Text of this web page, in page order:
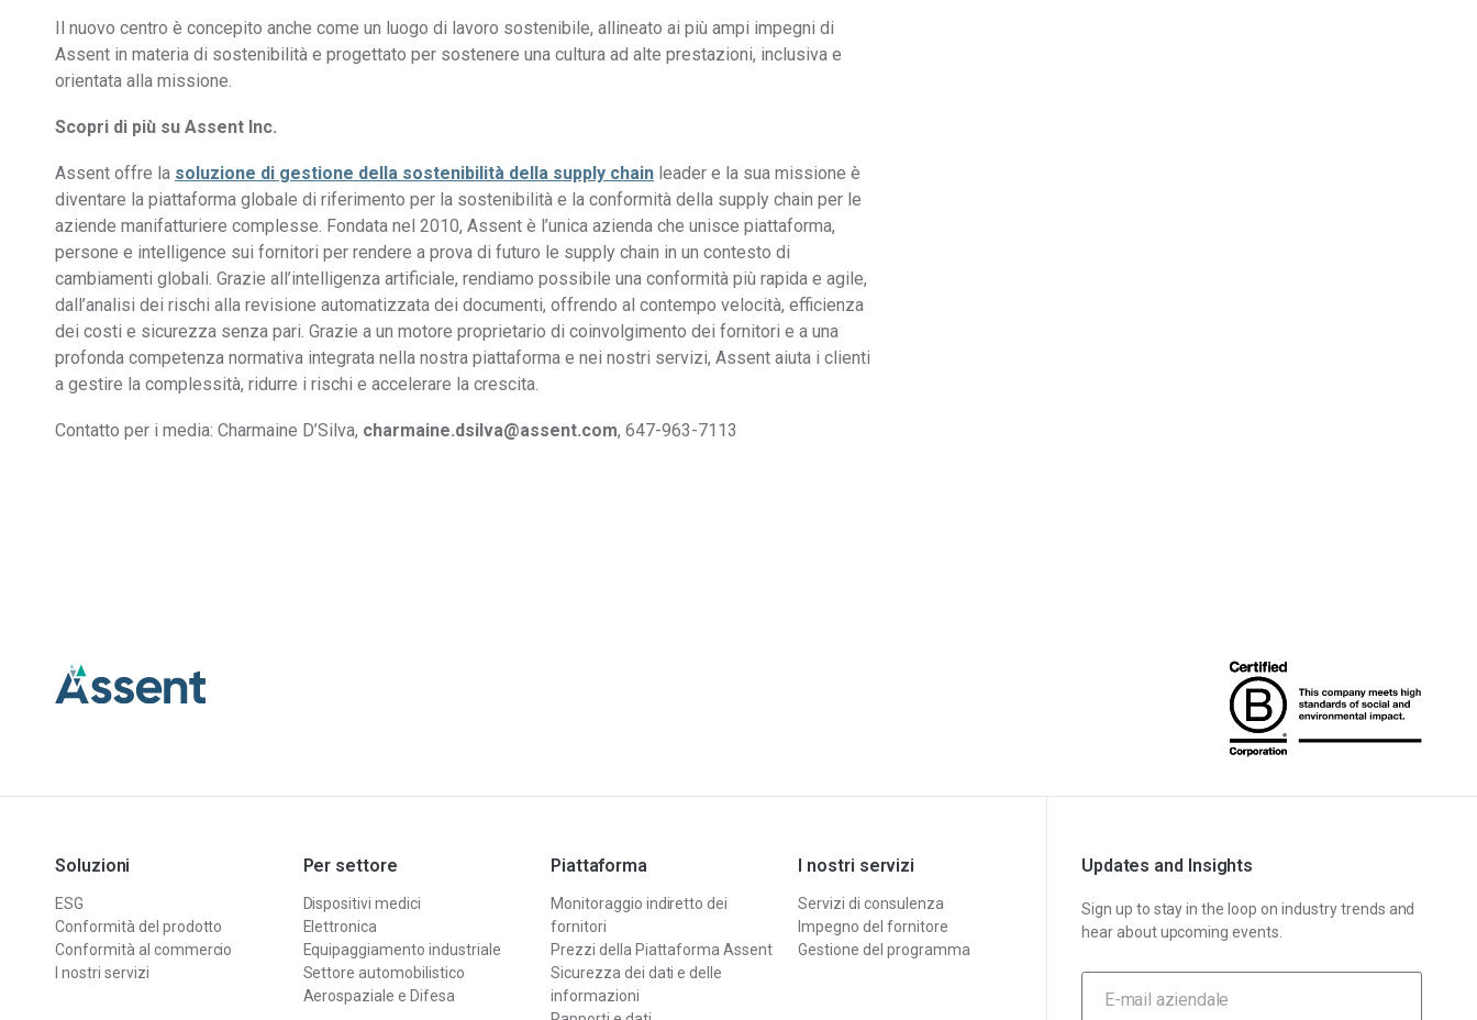
Il nuovo centro è concepito anche come un luogo di lavoro sostenibile, allineato ai più ampi impegni di
Assent in materia di sostenibilità e progettato per sostenere una cultura ad alte prestazioni, inclusiva e
orientata alla missione.
Scopri di più su Assent Inc.
Assent offre la soluzione di gestione della sostenibilità della supply chain leader e la sua missione è
diventare la piattaforma globale di riferimento per la sostenibilità e la conformità della supply chain per le
aziende manifatturiere complesse. Fondata nel 2010, Assent è l’unica azienda che unisce piattaforma,
persone e intelligence sui fornitori per rendere a prova di futuro le supply chain in un contesto di
cambiamenti globali. Grazie all’intelligenza artificiale, rendiamo possibile una conformità più rapida e agile,
dall’analisi dei rischi alla revisione automatizzata dei documenti, offrendo al contempo velocità, efficienza
dei costi e sicurezza senza pari. Grazie a un motore proprietario di coinvolgimento dei fornitori e a una
profonda competenza normativa integrata nella nostra piattaforma e nei nostri servizi, Assent aiuta i clienti
a gestire la complessità, ridurre i rischi e accelerare la crescita.
Contatto per i media: Charmaine D’Silva, charmaine.dsilva@assent.com, 647-963-7113
Soluzioni
ESG
Conformità del prodotto
Conformità al commercio
I nostri servizi
Per settore
Dispositivi medici
Elettronica
Equipaggiamento industriale
Settore automobilistico
Aerospaziale e Difesa
Piattaforma
Monitoraggio indiretto dei
fornitori
Prezzi della Piattaforma Assent
Sicurezza dei dati e delle
informazioni
I nostri servizi
Servizi di consulenza
Impegno del fornitore
Gestione del programma
Updates and Insights
Sign up to stay in the loop on industry trends and
hear about upcoming events.